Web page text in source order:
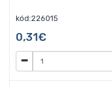
kód:226015
0,31€